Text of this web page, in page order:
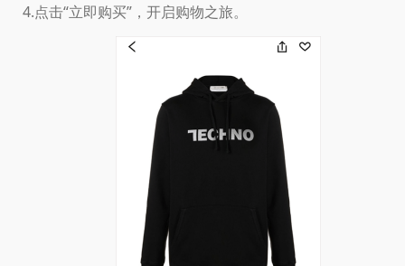
4.点击“立即购买”，开启购物之旅。